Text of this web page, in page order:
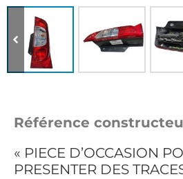
Référence
« PIECE D’OCCASION
PRESENTER DES